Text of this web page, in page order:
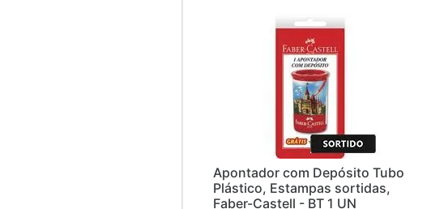
Apontador com Depósito Tubo
Plástico, Estampas sortidas,
Faber-Castell - BT 1 UN